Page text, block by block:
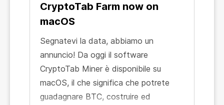
CryptoTab Farm now on
macOS
Segnatevi la data, abbiamo un
annuncio! Da oggi il software
CryptoTab Miner è disponibile su
macOS, il che significa che potrete
guadagnare BTC, costruire ed